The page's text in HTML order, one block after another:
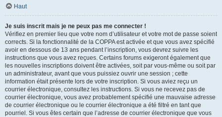
Haut
Je suis inscrit mais je ne peux pas me connecter !
Vérifiez en premier lieu que votre nom d’utilisateur et votre mot de passe soient
corrects. Si la fonctionnalité de la COPPA est activée et que vous avez spécifié
avoir en dessous de 13 ans pendant l’inscription, vous devrez suivre les
instructions que vous avez reçues. Certains forums exigeront également que
les nouvelles inscriptions doivent être activées, soit par vous-même ou soit par
un administrateur, avant que vous puissiez ouvrir une session ; cette
information était présente lors de votre inscription. Si vous aviez reçu un
courrier électronique, consultez les instructions. Si vous ne recevez pas de
courrier électronique, vous avez probablement spécifié une mauvaise adresse
de courrier électronique ou le courrier électronique a été filtré en tant que
pourriel. Si vous êtes certain que l’adresse de courrier électronique que vous